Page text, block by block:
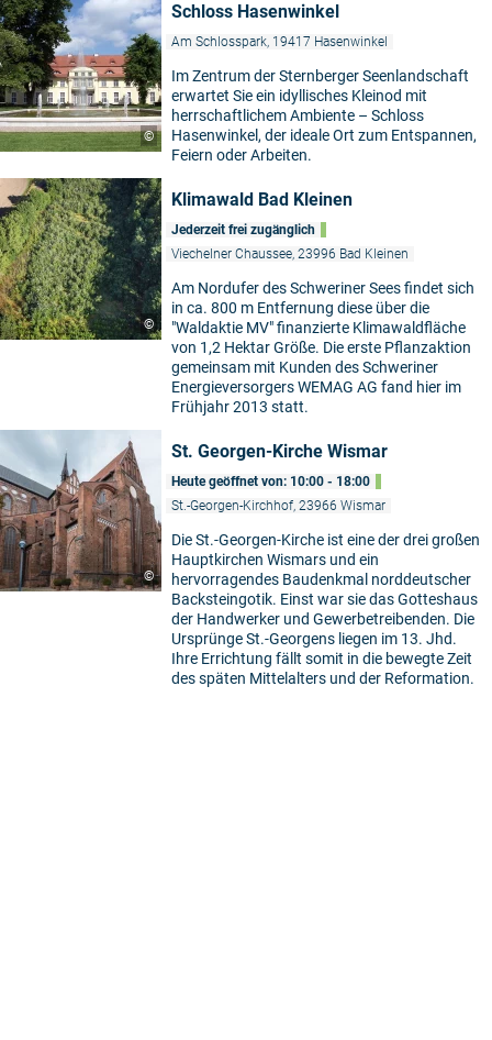
©
Schloss Hasenwinkel
Am Schlosspark, 19417 Hasenwinkel
Im Zentrum der Sternberger Seenlandschaft
erwartet Sie ein idyllisches Kleinod mit
herrschaftlichem Ambiente – Schloss
Hasenwinkel, der ideale Ort zum Entspannen,
Feiern oder Arbeiten.
©
Klimawald Bad Kleinen
Jederzeit frei zugänglich
Viechelner Chaussee, 23996 Bad Kleinen
Am Nordufer des Schweriner Sees findet sich
in ca. 800 m Entfernung diese über die
"Waldaktie MV" finanzierte Klimawaldfläche
von 1,2 Hektar Größe. Die erste Pflanzaktion
gemeinsam mit Kunden des Schweriner
Energieversorgers WEMAG AG fand hier im
Frühjahr 2013 statt.
©
St. Georgen-Kirche Wismar
Heute geöffnet von: 10:00 - 18:00
St.-Georgen-Kirchhof, 23966 Wismar
Die St.-Georgen-Kirche ist eine der drei großen
Hauptkirchen Wismars und ein
hervorragendes Baudenkmal norddeutscher
Backsteingotik. Einst war sie das Gotteshaus
der Handwerker und Gewerbetreibenden. Die
Ursprünge St.-Georgens liegen im 13. Jhd.
Ihre Errichtung fällt somit in die bewegte Zeit
des späten Mittelalters und der Reformation.